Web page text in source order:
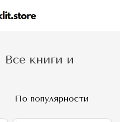
книги и
По популярности